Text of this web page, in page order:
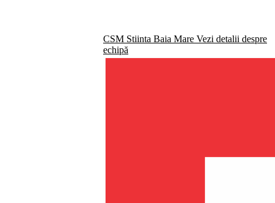
CSM Stiinta Baia Mare Vezi detalii despre
echipă